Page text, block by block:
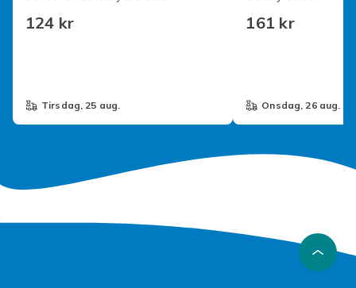
124 kr
tirsdag, 25 aug.
161 kr
onsdag, 26 aug.